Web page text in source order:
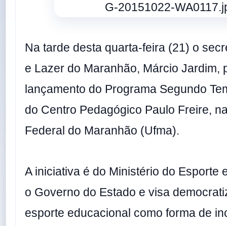
p
m
Na tarde desta quarta-feira (21) o
e Lazer do Maranhão, Márcio Jardim,
lançamento do Programa Segundo
do Centro Pedagógico Paulo Freire,
Federal do Maranhão (Ufma).
A iniciativa é do Ministério do Esporte
o Governo do Estado e visa
esporte educacional como forma de